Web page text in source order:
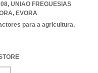
, UNIAO FREGUESIAS
, EVORA
para a agricultura,